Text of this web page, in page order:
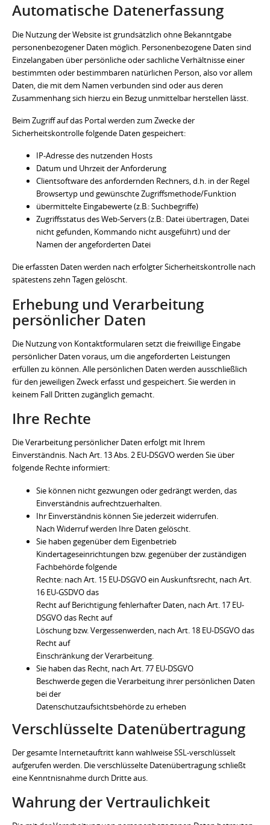
Automatische Datenerfassung
Die Nutzung der Website ist grundsätzlich ohne Bekanntgabe
personenbezogener Daten möglich. Personenbezogene Daten sind
Einzelangaben über persönliche oder sachliche Verhältnisse einer
bestimmten oder bestimmbaren natürlichen Person, also vor allem
Daten, die mit dem Namen verbunden sind oder aus deren
Zusammenhang sich hierzu ein Bezug unmittelbar herstellen lässt.
Beim Zugriff auf das Portal werden zum Zwecke der
Sicherheitskontrolle folgende Daten gespeichert:
IP-Adresse des nutzenden Hosts
Datum und Uhrzeit der Anforderung
Clientsoftware des anfordernden Rechners, d.h. in der Regel
Browsertyp und gewünschte Zugriffsmethode/Funktion
übermittelte Eingabewerte (z.B.: Suchbegriffe)
Zugriffsstatus des Web-Servers (z.B.: Datei übertragen, Datei
nicht gefunden, Kommando nicht ausgeführt) und der
Namen der angeforderten Datei
Die erfassten Daten werden nach erfolgter Sicherheitskontrolle nach
spätestens zehn Tagen gelöscht.
Erhebung und Verarbeitung
persönlicher Daten
Die Nutzung von Kontaktformularen setzt die freiwillige Eingabe
persönlicher Daten voraus, um die angeforderten Leistungen
erfüllen zu können. Alle persönlichen Daten werden ausschließlich
für den jeweiligen Zweck erfasst und gespeichert. Sie werden in
keinem Fall Dritten zugänglich gemacht.
Ihre Rechte
Die Verarbeitung persönlicher Daten erfolgt mit Ihrem
Einverständnis. Nach Art. 13 Abs. 2 EU-DSGVO werden Sie über
folgende Rechte informiert:
Sie können nicht gezwungen oder gedrängt werden, das
Einverständnis aufrechtzuerhalten.
Ihr Einverständnis können Sie jederzeit widerrufen.
Nach Widerruf werden Ihre Daten gelöscht.
Sie haben gegenüber dem Eigenbetrieb
Kindertageseinrichtungen bzw. gegenüber der zuständigen
Fachbehörde folgende
Rechte: nach Art. 15 EU-DSGVO ein Auskunftsrecht, nach Art.
16 EU-GSDVO das
Recht auf Berichtigung fehlerhafter Daten, nach Art. 17 EU-
DSGVO das Recht auf
Löschung bzw. Vergessenwerden, nach Art. 18 EU-DSGVO das
Recht auf
Einschränkung der Verarbeitung.
Sie haben das Recht, nach Art. 77 EU-DSGVO
Beschwerde gegen die Verarbeitung ihrer persönlichen Daten
bei der
Datenschutzaufsichtsbehörde zu erheben
Verschlüsselte Datenübertragung
Der gesamte Internetauftritt kann wahlweise SSL-verschlüsselt
aufgerufen werden. Die verschlüsselte Datenübertragung schließt
eine Kenntnisnahme durch Dritte aus.
Wahrung der Vertraulichkeit